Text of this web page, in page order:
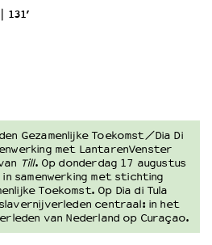
131’
Gezamenlijke Toekomst/Dia Di
met LantarenVenster
Till. Op donderdag 17 augustus
in samenwerking met stichting
Toekomst. Op Dia di Tula
centraal: in het
van Nederland op Curaçao.